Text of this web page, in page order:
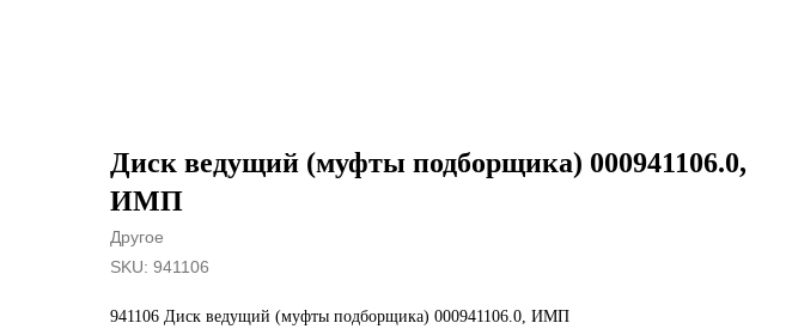
Диск ведущий (муфты подборщика) 000941106.0,
ИМП
Другое
SKU: 941106
941106 Диск ведущий (муфты подборщика) 000941106.0, ИМП